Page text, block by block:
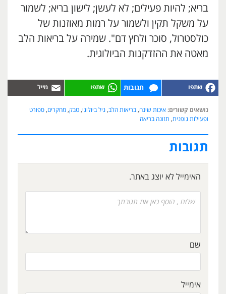
בריא; להיות פעילים; לא לעשן; לישון בריא; לשמור
על משקל תקין ולשמור על רמות מאוזנות של
כולסטרול, סוכר ולחץ דם". שמירה על בריאות הלב
מאטה את ההזדקנות הביולוגית.
תגובות
נושאים קשורים: איכות שינה,בריאות הלב, גיל ביולוגי, טבק, מחקרים, ספורט
ופעילות גופנית, תזונה בריאה
תגובות
האימייל לא יוצג באתר.
שם
אימייל